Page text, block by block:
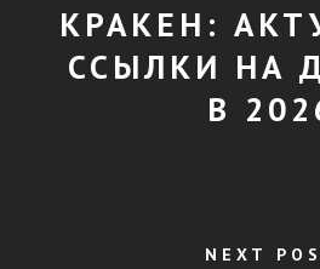
КРАКЕН:
ССЫЛКИ НА
В
NEXT